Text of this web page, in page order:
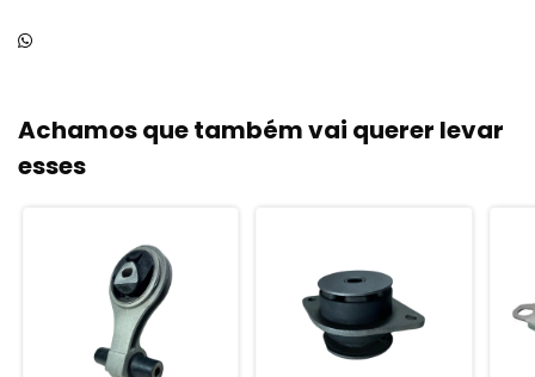
Achamos que também vai querer levar
esses